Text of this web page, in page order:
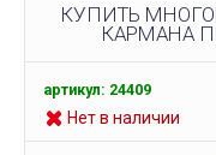
КУПИТЬ
КАРМАНА
артикул: 24409
Нет в наличии